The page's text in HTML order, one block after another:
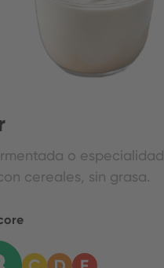
o especialidad
cereales, sin grasa.